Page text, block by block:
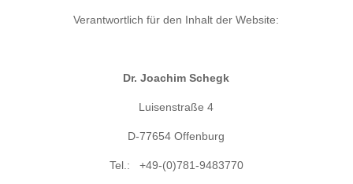
Verantwortlich für den Inhalt der Website:
Dr. Joachim Schegk
Luisenstraße 4
D-77654 Offenburg
Tel.: +49-(0)781-9483770